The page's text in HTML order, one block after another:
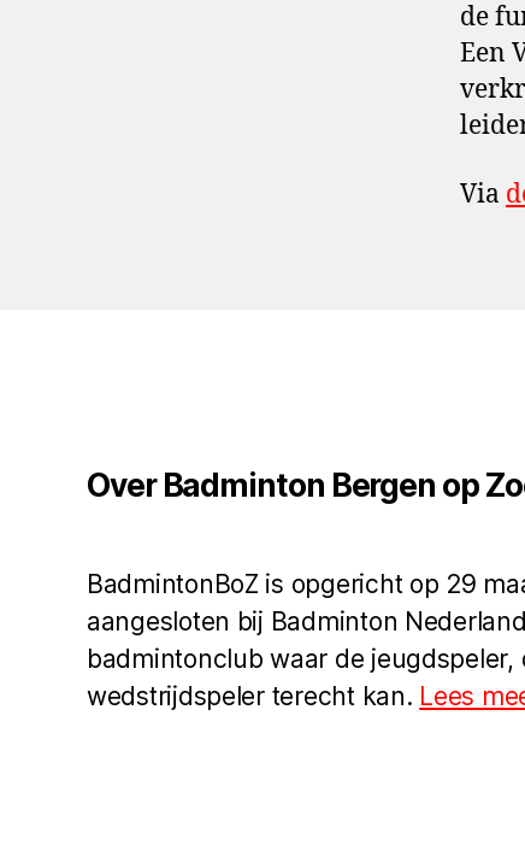
de
Een
Via
Over Badminton Bergen op
BadmintonBoZ is opgericht op 29
aangesloten bij Badminton
badmintonclub waar de jeugdspeler,
wedstrijdspeler terecht kan. Lees